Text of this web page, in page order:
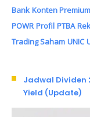
Bank Konten Premium
POWR Profil PTBA
Trading Saham UNIC
Jadwal Dividen
Yield (Update)